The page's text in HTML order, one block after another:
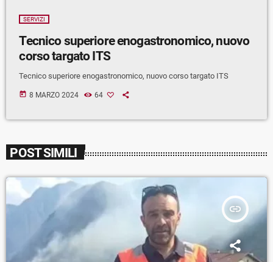
SERVIZI
Tecnico superiore enogastronomico, nuovo
corso targato ITS
Tecnico superiore enogastronomico, nuovo corso targato ITS
today 8 MARZO 2024 64
POST SIMILI
insert_link